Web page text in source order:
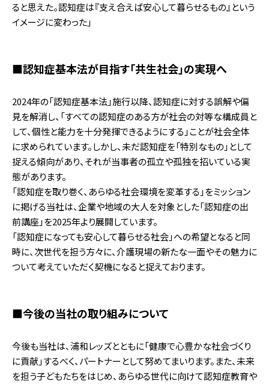
ると思えた。認知症は『支え合えば安心して暮らせるもの』という
イメージに変わった」
■認知症基本法が目指す「共生社会」の実現へ
2024年の「認知症基本法」施行以降、認知症に対する誤解や偏
見を解消し、「すべての認知症のある方が社会の対等な構成員と
して、個性と能力を十分発揮できるようにする」ことが社会全体
に求められています。しかし、未だ認知症を「特別なもの」として
捉える傾向があり、それが当事者の孤立や孤独を招いている実
態があります。
「認知症を取り巻く、あらゆる社会環境を変革する」をミッション
に掲げる当社は、企業や地域の大人を対象とした「認知症の出
前講座」を2025年より展開しています。
「認知症になっても安心して暮らせる社会」への希望となると同
時に、次世代を担う方々に、介護現場の新たな一面やその魅力に
ついて考えていただく契機になると捉えております。
■今後の当社の取り組みについて
今後も当社は、浦和レッズとともに「健康で心豊かな社会づくり
に貢献」するべく、パートナーとして努めてまいります。また、未来
を担う子どもたちをはじめ、あらゆる世代に向けて認知症教育や